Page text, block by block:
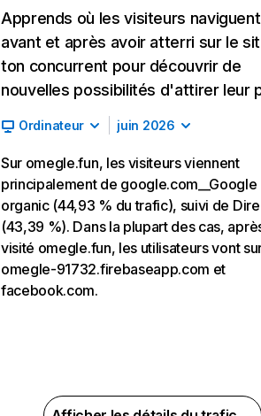
Apprends où les visiteurs naviguent
avant et après avoir atterri sur le
ton concurrent pour découvrir de
nouvelles possibilités d'attirer leur
Ordinateur juin 2026
Sur omegle.fun, les visiteurs viennent
principalement de google.com__Google
organic (44,93 % du trafic), suivi de
(43,39 %). Dans la plupart des cas,
visité omegle.fun, les utilisateurs vont
omegle-91732.firebaseapp.com et
facebook.com.